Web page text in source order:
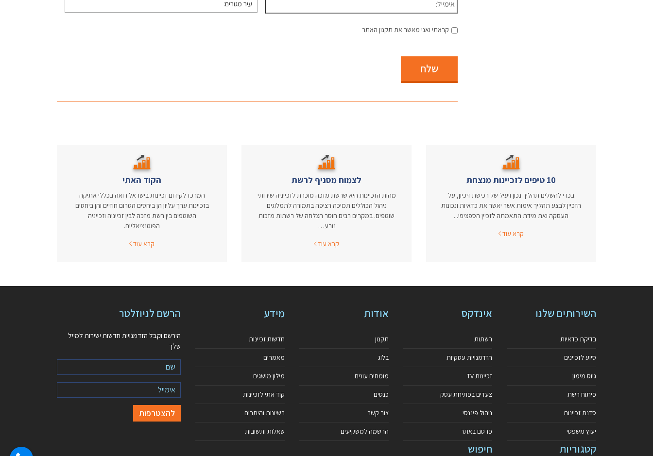
מגורים
קראתי ואני מאשר את תקנון האתר
שלח
10 טיפים לזכיינות מנצחת
בכדי להשלים תהליך נכון ויעיל של רכישת זיכיון, על
הזכיין לבצע תהליך אימות אשר יאשר את כדאיות ונכונות
העסקה ואת מידת התאמתה לזכיין הספציפי...
קרא עוד
לצמוח מסניף לרשת
מהות הזכיינות היא שרשת מזכה מוכרת לזכייניה שירותי
ניהול הכוללים תמיכה רציפה בתמורה לתמלוגים
שוטפים. במקרים רבים חוסר הצלחה של רשתות מזכות
נובע…
קרא עוד
הקוד האתי
המרכז לקידום זכיינות בישראל רואה בכללי אתיקה
בזכיינות ערך עליון הן ביחסים הטרום חוזיים והן ביחסים
השוטפים בין רשת מזכה לבין זכייניה וזכייניה
הפוטנציאליים.
קרא עוד
השירותים שלנו
בדיקת כדאיות
סיוע לזכיינים
גיוס מימון
פיתוח רשת
סדנת זכיינות
יעוץ משפטי
אינדקס
רשתות
הזדמנויות עסקיות
זכיינות TV
צעדים בפתיחת עסק
ניהול פיננסי
פרסם באתר
אודות
תקנון
בלוג
מומחים עונים
כנסים
צור קשר
הרשמה למשקיעים
מידע
חדשות זכיינות
מאמרים
מילון מושגים
קוד אתי לזכיינות
רשיונות והיתרים
שאלות ותשובות
קטגוריות חיפוש
הרשם לניוזלטר
הירשם וקבל הזדמנויות חדשות ישירות למייל
שלך